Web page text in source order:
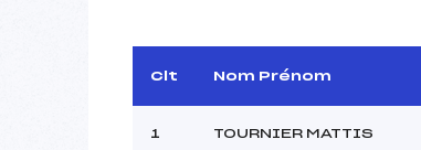
D.T Adjoint :
Dir. Epreuve :
Clt Nom Prénom
1 TOURNIER MATTIS